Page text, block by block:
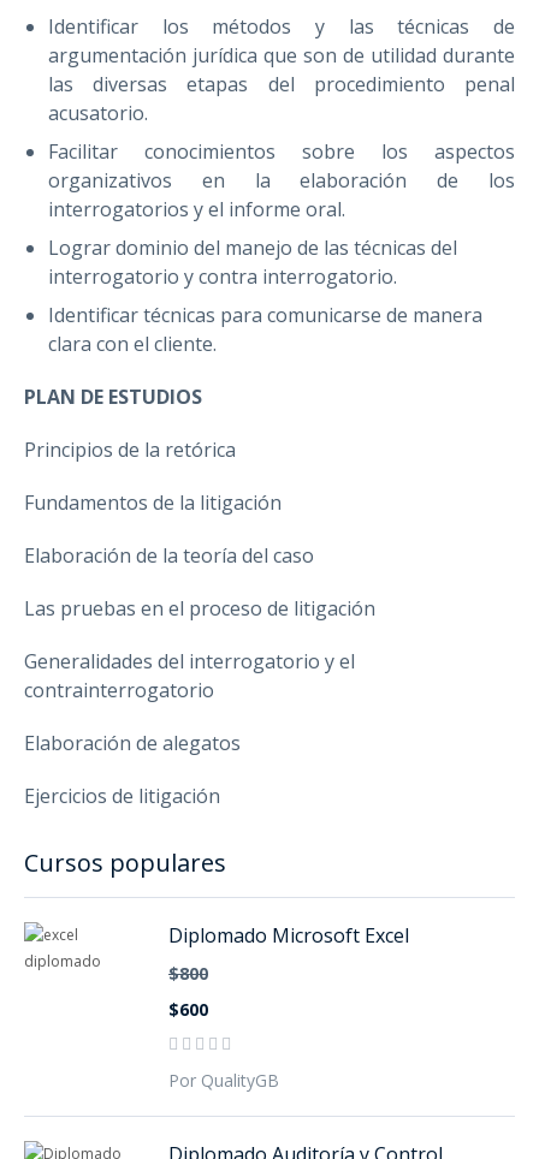
Identificar los métodos y las técnicas de
argumentación jurídica que son de utilidad durante
las diversas etapas del procedimiento penal
acusatorio.
Facilitar conocimientos sobre los aspectos
organizativos en la elaboración de los
interrogatorios y el informe oral.
Lograr dominio del manejo de las técnicas del
interrogatorio y contra interrogatorio.
Identificar técnicas para comunicarse de manera
clara con el cliente.
PLAN DE ESTUDIOS
Principios de la retórica
Fundamentos de la litigación
Elaboración de la teoría del caso
Las pruebas en el proceso de litigación
Generalidades del interrogatorio y el
contrainterrogatorio
Elaboración de alegatos
Ejercicios de litigación
Cursos populares
Diplomado Microsoft Excel
$800
$600
Por QualityGB